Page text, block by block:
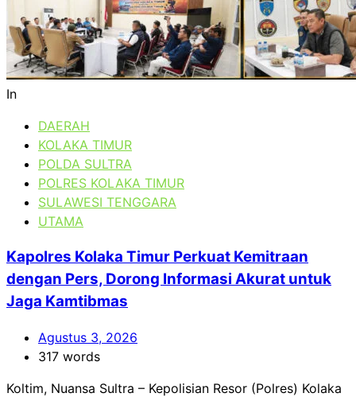
In
DAERAH
KOLAKA TIMUR
POLDA SULTRA
POLRES KOLAKA TIMUR
SULAWESI TENGGARA
UTAMA
Kapolres Kolaka Timur Perkuat Kemitraan
dengan Pers, Dorong Informasi Akurat untuk
Jaga Kamtibmas
Agustus 3, 2026
317 words
Koltim, Nuansa Sultra – Kepolisian Resor (Polres) Kolaka